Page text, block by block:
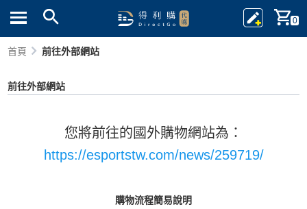
0
首頁 前往外部網站
前往外部網站
您將前往的國外購物網站為：
https://esportstw.com/news/259719/
購物流程簡易說明